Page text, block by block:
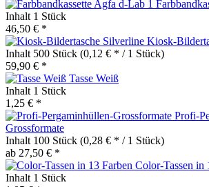
Inhalt 1 Stück
46,50 € *
Kiosk-
Inhalt 500 Stück (0,12 € * / 1 Stück)
59,90 € *
Tasse Weiß
Inhalt 1 Stück
1,25 € *
Profi-
Grossformate
Inhalt 100 Stück (0,28 € * / 1 Stück)
ab 27,50 € *
Color-Tassen in
Inhalt 1 Stück